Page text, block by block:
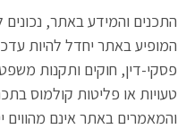
התכנים והמידע באתר,
המופיע באתר יחדל להיות
פסקי-דין, חוקים ותקנות
טעויות או פליטות קולמוס
והמאמרים באתר אינם